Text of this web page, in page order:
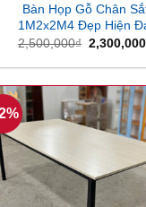
Bàn Họp Gỗ Chân
1M2x2M4 Đẹp Hiện
2,500,000₫ Giá
là:
2,300,000